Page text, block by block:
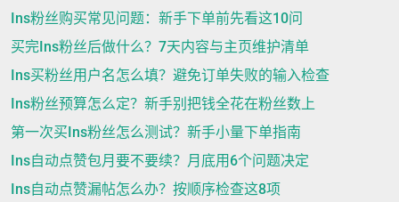
Ins粉丝购买常见问题：新手下单前先看这10问
买完Ins粉丝后做什么？7天内容与主页维护清单
Ins买粉丝用户名怎么填？避免订单失败的输入检查
Ins粉丝预算怎么定？新手别把钱全花在粉丝数上
第一次买Ins粉丝怎么测试？新手小量下单指南
Ins自动点赞包月要不要续？月底用6个问题决定
Ins自动点赞漏帖怎么办？按顺序检查这8项